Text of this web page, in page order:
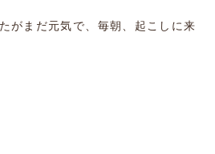
がまだ元気で、毎朝、起こしに来